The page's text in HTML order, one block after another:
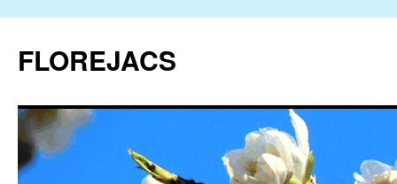
FLOREJACS